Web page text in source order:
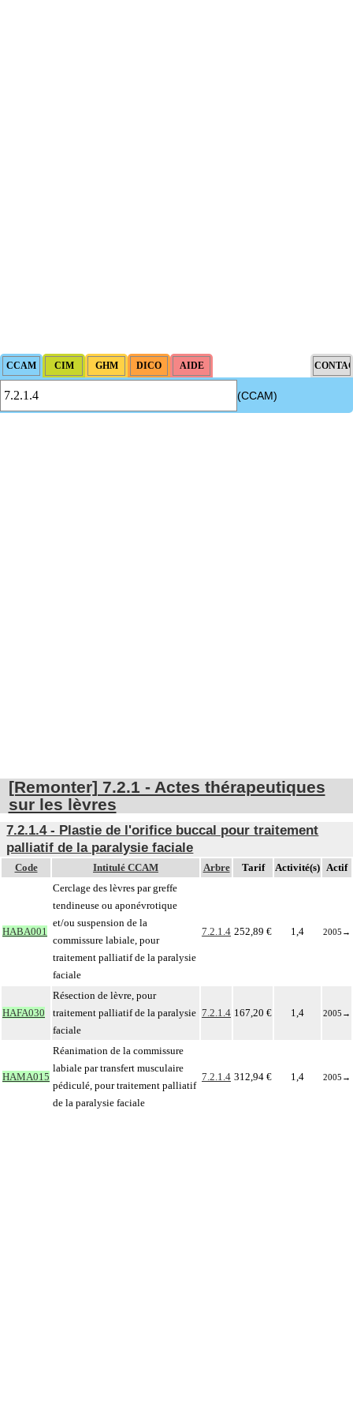
(CCAM)
[Remonter] 7.2.1 - Actes thérapeutiques
sur les lèvres
7.2.1.4 - Plastie de l'orifice buccal pour traitement
palliatif de la paralysie faciale
Code Intitulé CCAM Arbre Tarif Activité(s) Actif
HABA001
Cerclage des lèvres par greffe
tendineuse ou aponévrotique
et/ou suspension de la
commissure labiale, pour
traitement palliatif de la paralysie
faciale
7.2.1.4 252,89 € 1,4 2005 →
HAFA030
Résection de lèvre, pour
traitement palliatif de la paralysie
faciale
7.2.1.4 167,20 € 1,4 2005 →
HAMA015
Réanimation de la commissure
labiale par transfert musculaire
pédiculé, pour traitement palliatif
de la paralysie faciale
7.2.1.4 312,94 € 1,4 2005 →